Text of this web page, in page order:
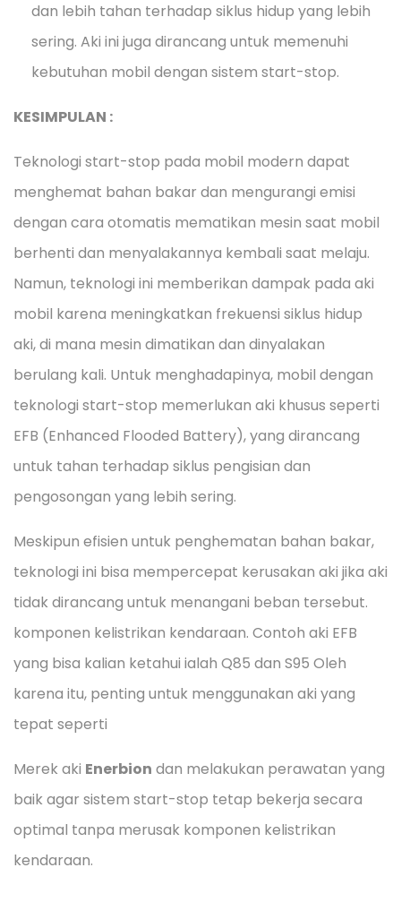
dan lebih tahan terhadap siklus hidup yang lebih
sering. Aki ini juga dirancang untuk memenuhi
kebutuhan mobil dengan sistem start-stop.
KESIMPULAN :
Teknologi start-stop pada mobil modern dapat
menghemat bahan bakar dan mengurangi emisi
dengan cara otomatis mematikan mesin saat mobil
berhenti dan menyalakannya kembali saat melaju.
Namun, teknologi ini memberikan dampak pada aki
mobil karena meningkatkan frekuensi siklus hidup
aki, di mana mesin dimatikan dan dinyalakan
berulang kali. Untuk menghadapinya, mobil dengan
teknologi start-stop memerlukan aki khusus seperti
EFB (Enhanced Flooded Battery), yang dirancang
untuk tahan terhadap siklus pengisian dan
pengosongan yang lebih sering.
Meskipun efisien untuk penghematan bahan bakar,
teknologi ini bisa mempercepat kerusakan aki jika aki
tidak dirancang untuk menangani beban tersebut.
komponen kelistrikan kendaraan. Contoh aki EFB
yang bisa kalian ketahui ialah Q85 dan S95 Oleh
karena itu, penting untuk menggunakan aki yang
tepat seperti
Merek aki Enerbion dan melakukan perawatan yang
baik agar sistem start-stop tetap bekerja secara
optimal tanpa merusak komponen kelistrikan
kendaraan.